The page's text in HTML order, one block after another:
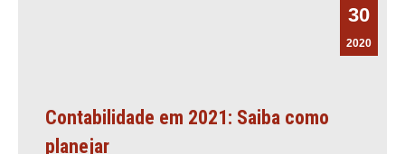
30
2020
Contabilidade em 2021: Saiba como
planejar